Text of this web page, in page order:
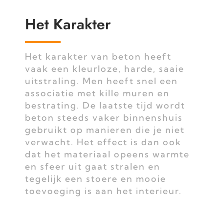
Het Karakter
Het karakter van beton heeft
vaak een kleurloze, harde, saaie
uitstraling. Men heeft snel een
associatie met kille muren en
bestrating. De laatste tijd wordt
beton steeds vaker binnenshuis
gebruikt op manieren die je niet
verwacht. Het effect is dan ook
dat het materiaal opeens warmte
en sfeer uit gaat stralen en
tegelijk een stoere en mooie
toevoeging is aan het interieur.